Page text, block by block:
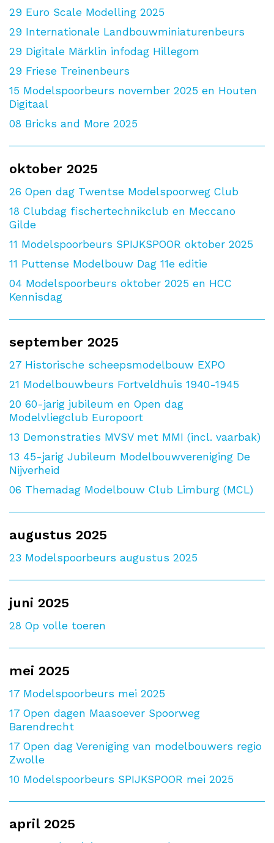
29 Euro Scale Modelling 2025
29 Internationale Landbouwminiaturenbeurs
29 Digitale Märklin infodag Hillegom
29 Friese Treinenbeurs
15 Modelspoorbeurs november 2025 en Houten
Digitaal
08 Bricks and More 2025
oktober 2025
26 Open dag Twentse Modelspoorweg Club
18 Clubdag fischertechnikclub en Meccano
Gilde
11 Modelspoorbeurs SPIJKSPOOR oktober 2025
11 Puttense Modelbouw Dag 11e editie
04 Modelspoorbeurs oktober 2025 en HCC
Kennisdag
september 2025
27 Historische scheepsmodelbouw EXPO
21 Modelbouwbeurs Fortveldhuis 1940-1945
20 60-jarig jubileum en Open dag
Modelvliegclub Europoort
13 Demonstraties MVSV met MMI (incl. vaarbak)
13 45-jarig Jubileum Modelbouwvereniging De
Nijverheid
06 Themadag Modelbouw Club Limburg (MCL)
augustus 2025
23 Modelspoorbeurs augustus 2025
juni 2025
28 Op volle toeren
mei 2025
17 Modelspoorbeurs mei 2025
17 Open dagen Maasoever Spoorweg
Barendrecht
17 Open dag Vereniging van modelbouwers regio
Zwolle
10 Modelspoorbeurs SPIJKSPOOR mei 2025
april 2025